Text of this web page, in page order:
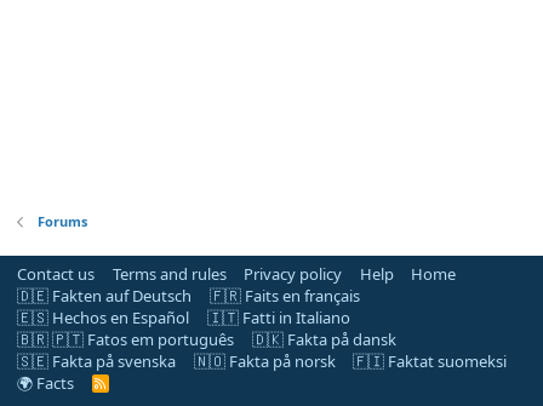
Forums
Contact us Terms and rules Privacy policy Help
Home
🇩🇪 Fakten auf Deutsch
🇫🇷 Faits en français
🇪🇸 Hechos en Español
🇮🇹 Fatti in Italiano
🇧🇷 🇵🇹 Fatos em português
🇩🇰 Fakta på dansk
🇸🇪 Fakta på svenska
🇳🇴 Fakta på norsk
🇫🇮 Faktat suomeksi
🌍 Facts
R